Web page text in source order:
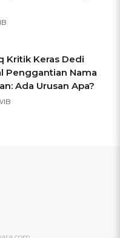
Kritik Keras Dedi
Penggantian Nama
Ada Urusan Apa?